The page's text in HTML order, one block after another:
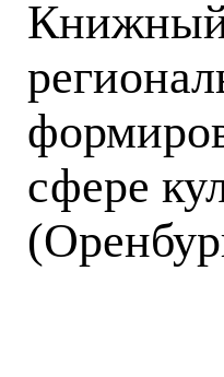
Книжный
сфере